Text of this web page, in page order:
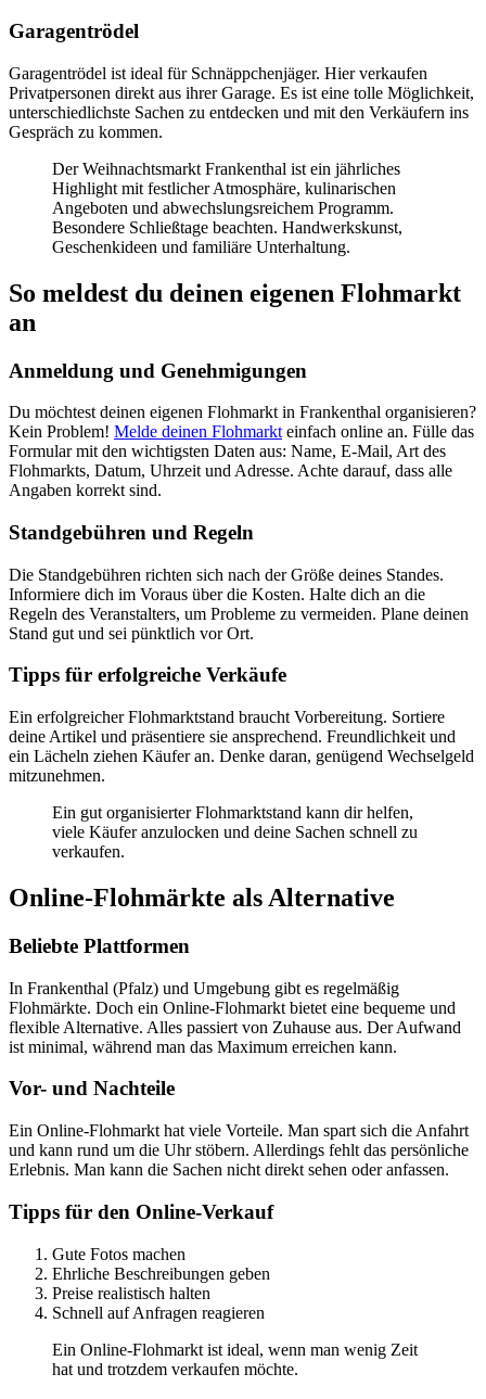
Garagentrödel
Garagentrödel ist ideal für Schnäppchenjäger. Hier verkaufen
Privatpersonen direkt aus ihrer Garage. Es ist eine tolle Möglichkeit,
unterschiedlichste Sachen zu entdecken und mit den Verkäufern ins
Gespräch zu kommen.
Der Weihnachtsmarkt Frankenthal ist ein jährliches
Highlight mit festlicher Atmosphäre, kulinarischen
Angeboten und abwechslungsreichem Programm.
Besondere Schließtage beachten. Handwerkskunst,
Geschenkideen und familiäre Unterhaltung.
So meldest du deinen eigenen Flohmarkt
an
Anmeldung und Genehmigungen
Du möchtest deinen eigenen Flohmarkt in Frankenthal organisieren?
Kein Problem! Melde deinen Flohmarkt einfach online an. Fülle das
Formular mit den wichtigsten Daten aus: Name, E-Mail, Art des
Flohmarkts, Datum, Uhrzeit und Adresse. Achte darauf, dass alle
Angaben korrekt sind.
Standgebühren und Regeln
Die Standgebühren richten sich nach der Größe deines Standes.
Informiere dich im Voraus über die Kosten. Halte dich an die
Regeln des Veranstalters, um Probleme zu vermeiden. Plane deinen
Stand gut und sei pünktlich vor Ort.
Tipps für erfolgreiche Verkäufe
Ein erfolgreicher Flohmarktstand braucht Vorbereitung. Sortiere
deine Artikel und präsentiere sie ansprechend. Freundlichkeit und
ein Lächeln ziehen Käufer an. Denke daran, genügend Wechselgeld
mitzunehmen.
Ein gut organisierter Flohmarktstand kann dir helfen,
viele Käufer anzulocken und deine Sachen schnell zu
verkaufen.
Online-Flohmärkte als Alternative
Beliebte Plattformen
In Frankenthal (Pfalz) und Umgebung gibt es regelmäßig
Flohmärkte. Doch ein Online-Flohmarkt bietet eine bequeme und
flexible Alternative. Alles passiert von Zuhause aus. Der Aufwand
ist minimal, während man das Maximum erreichen kann.
Vor- und Nachteile
Ein Online-Flohmarkt hat viele Vorteile. Man spart sich die Anfahrt
und kann rund um die Uhr stöbern. Allerdings fehlt das persönliche
Erlebnis. Man kann die Sachen nicht direkt sehen oder anfassen.
Tipps für den Online-Verkauf
Gute Fotos machen
Ehrliche Beschreibungen geben
Preise realistisch halten
Schnell auf Anfragen reagieren
Ein Online-Flohmarkt ist ideal, wenn man wenig Zeit
hat und trotzdem verkaufen möchte.